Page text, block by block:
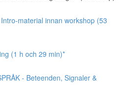
material innan workshop (53
(1 h och 29 min)*
- Beteenden, Signaler &